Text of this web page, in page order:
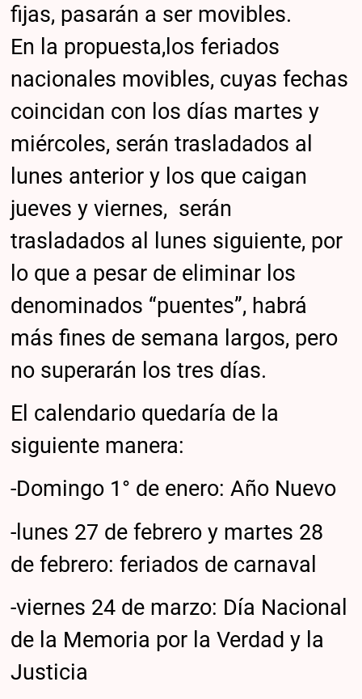
fijas, pasarán a ser movibles.
En la propuesta,los feriados
nacionales movibles, cuyas fechas
coincidan con los días martes y
miércoles, serán trasladados al
lunes anterior y los que caigan
jueves y viernes, serán
trasladados al lunes siguiente, por
lo que a pesar de eliminar los
denominados “puentes”, habrá
más fines de semana largos, pero
no superarán los tres días.
El calendario quedaría de la
siguiente manera:
-Domingo 1° de enero: Año Nuevo
-lunes 27 de febrero y martes 28
de febrero: feriados de carnaval
-viernes 24 de marzo: Día Nacional
de la Memoria por la Verdad y la
Justicia